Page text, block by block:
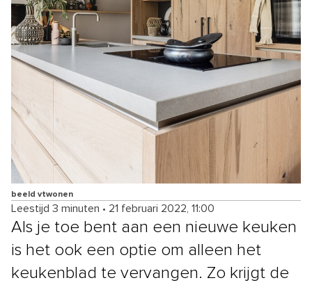
beeld vtwonen
Leestijd 3 minuten • 21 februari 2022, 11:00
Als je toe bent aan een nieuwe keuken
is het ook een optie om alleen het
keukenblad te vervangen. Zo krijgt de